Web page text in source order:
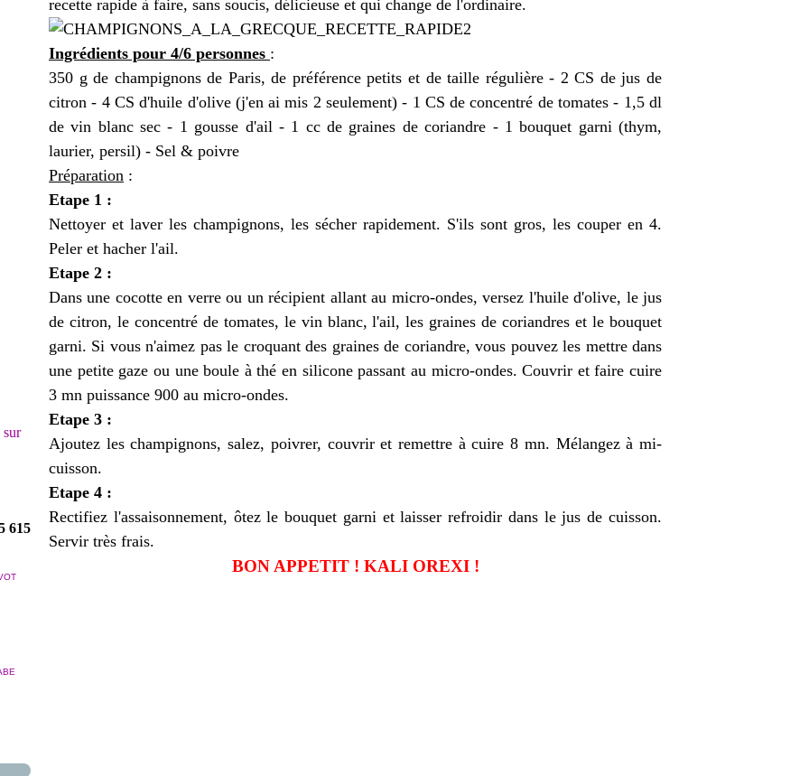
sur
615
recette rapide à faire, sans soucis, délicieuse et qui change de l'ordinaire.
Ingrédients pour 4/6 personnes :
350 g de champignons de Paris, de préférence petits et de taille régulière - 2 CS de jus de
citron - 4 CS d'huile d'olive (j'en ai mis 2 seulement) - 1 CS de concentré de tomates - 1,5 dl
de vin blanc sec - 1 gousse d'ail - 1 cc de graines de coriandre - 1 bouquet garni (thym,
laurier, persil) - Sel & poivre
Préparation :
Etape 1 :
Nettoyer et laver les champignons, les sécher rapidement. S'ils sont gros, les couper en 4.
Peler et hacher l'ail.
Etape 2 :
Dans une cocotte en verre ou un récipient allant au micro-ondes, versez l'huile d'olive, le jus
de citron, le concentré de tomates, le vin blanc, l'ail, les graines de coriandres et le bouquet
garni. Si vous n'aimez pas le croquant des graines de coriandre, vous pouvez les mettre dans
une petite gaze ou une boule à thé en silicone passant au micro-ondes. Couvrir et faire cuire
3 mn puissance 900 au micro-ondes.
Etape 3 :
Ajoutez les champignons, salez, poivrer, couvrir et remettre à cuire 8 mn. Mélangez à mi-
cuisson.
Etape 4 :
Rectifiez l'assaisonnement, ôtez le bouquet garni et laisser refroidir dans le jus de cuisson.
Servir très frais.
BON APPETIT ! KALI OREXI !